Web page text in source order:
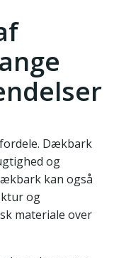
Dækbark
og
kan også
og
materiale over